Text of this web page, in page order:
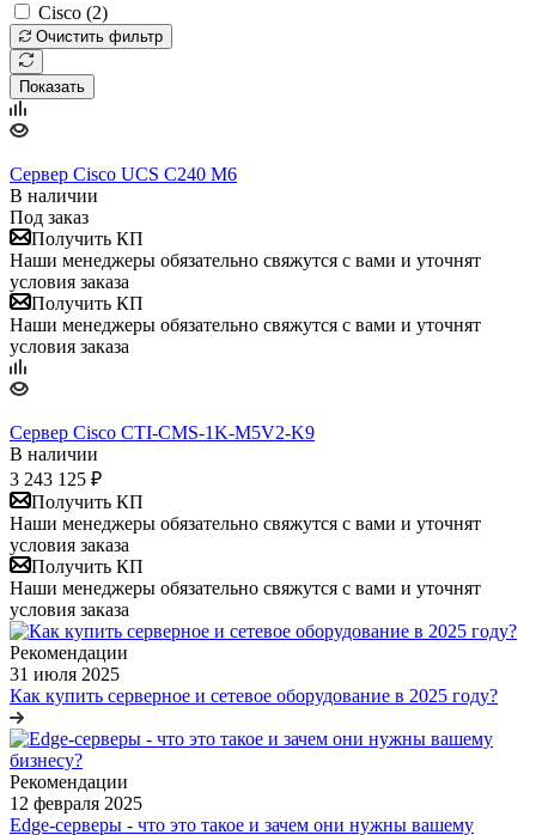
Cisco (2)
Очистить фильтр
Показать
Сервер Cisco UCS C240 M6
В наличии
Под заказ
Получить КП
Наши менеджеры обязательно свяжутся с вами и уточнят
условия заказа
Получить КП
Наши менеджеры обязательно свяжутся с вами и уточнят
условия заказа
Сервер Cisco CTI-CMS-1K-M5V2-K9
В наличии
3 243 125 ₽
Получить КП
Наши менеджеры обязательно свяжутся с вами и уточнят
условия заказа
Получить КП
Наши менеджеры обязательно свяжутся с вами и уточнят
условия заказа
Рекомендации
31 июля 2025
Как купить серверное и сетевое оборудование в 2025 году?
Рекомендации
12 февраля 2025
Edge-серверы - что это такое и зачем они нужны вашему